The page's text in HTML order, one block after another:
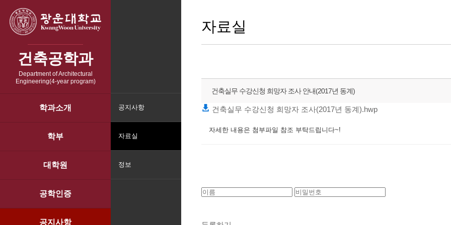
건축공학과
Department of Architectural
Engineering(4-year program)
학과소개
학부
대학원
공학인증
공지사항
공지사항
자료실
정보
자료실
건축실무 수강신청 희망자 조사 안내(2017년 동계)
건축실무 수강신청 희망자 조사(2017년 동계).hwp
자세한 내용은 첨부파일 참조 부탁드립니다~!